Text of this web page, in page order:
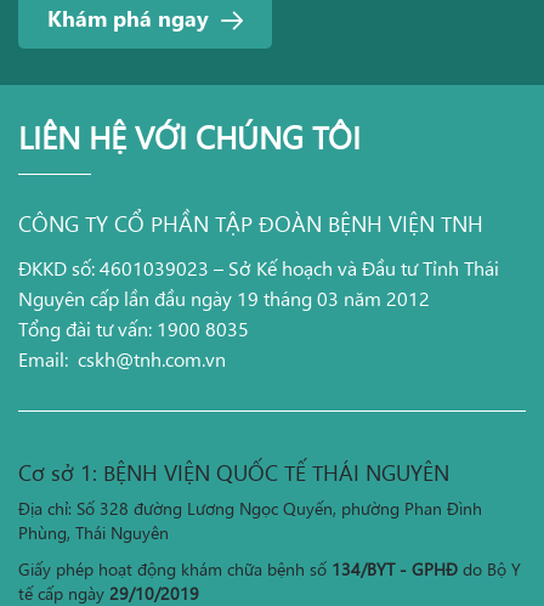
Khám phá ngay
LIÊN HỆ VỚI CHÚNG TÔI
CÔNG TY CỔ PHẦN TẬP ĐOÀN BỆNH VIỆN TNH
ĐKKD số: 4601039023 – Sở Kế hoạch và Đầu tư Tỉnh Thái
Nguyên cấp lần đầu ngày 19 tháng 03 năm 2012
Tổng đài tư vấn: 1900 8035
Email: cskh@tnh.com.vn
Cơ sở 1: BỆNH VIỆN QUỐC TẾ THÁI NGUYÊN
Địa chỉ: Số 328 đường Lương Ngọc Quyến, phường Phan Đình
Phùng, Thái Nguyên
Giấy phép hoạt động khám chữa bệnh số 134/BYT - GPHĐ do Bộ Y
tế cấp ngày 29/10/2019